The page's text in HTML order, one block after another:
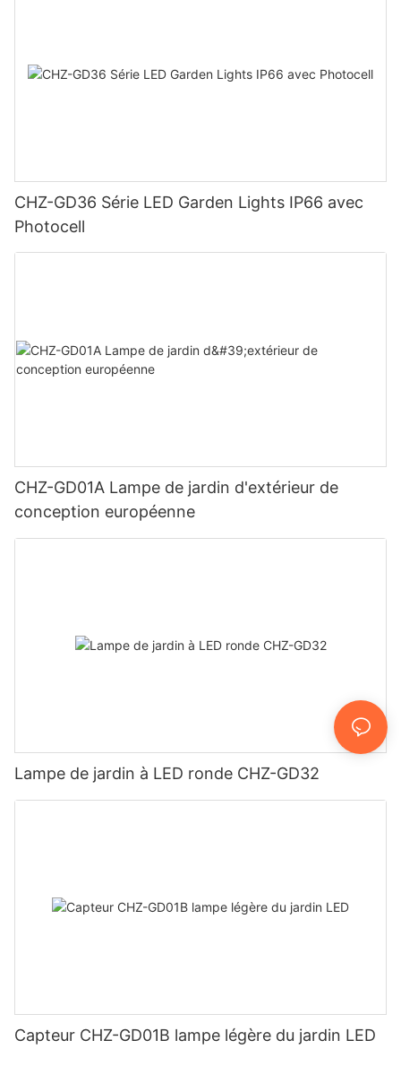
CHZ-GD36 Série LED Garden Lights IP66 avec
Photocell
CHZ-GD01A Lampe de jardin d'extérieur de
conception européenne
Lampe de jardin à LED ronde CHZ-GD32
Capteur CHZ-GD01B lampe légère du jardin LED